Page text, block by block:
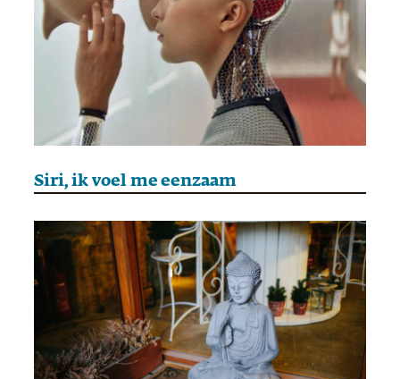
Siri, ik voel me eenzaam